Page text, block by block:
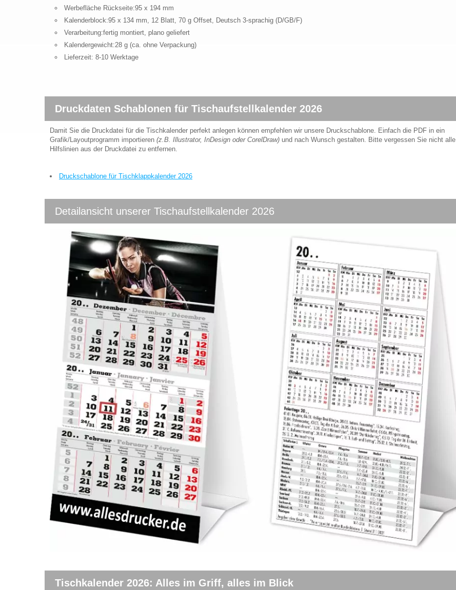
Werbefläche Rückseite:95 x 194 mm
Kalenderblock:95 x 134 mm, 12 Blatt, 70 g Offset, Deutsch 3-sprachig (D/GB/F)
Verarbeitung:fertig montiert, plano geliefert
Kalendergewicht:28 g (ca. ohne Verpackung)
Lieferzeit: 8-10 Werktage
Druckdaten Schablonen für Tischaufstellkalender 2026
Damit Sie die Druckdatei für die Tischkalender perfekt anlegen können empfehlen wir unsere Druckschablone. Einfach die PDF in ein
Grafik/Layoutprogramm importieren (z.B. Illustrator, InDesign oder CorelDraw) und nach Wunsch gestalten. Bitte vergessen Sie nicht alle
Hilfslinien aus der Druckdatei zu entfernen.
Druckschablone für Tischklappkalender 2026
Detailansicht unserer Tischaufstellkalender 2026
Tischkalender 2026: Alles im Griff, alles im Blick